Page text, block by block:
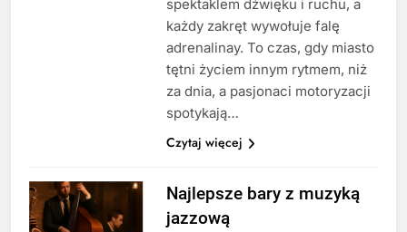
spektaklem dźwięku i ruchu, a
każdy zakręt wywołuje falę
adrenalinay. To czas, gdy miasto
tętni życiem innym rytmem, niż
za dnia, a pasjonaci motoryzacji
spotykają…
Czytaj więcej
Najlepsze bary z muzyką
jazzową